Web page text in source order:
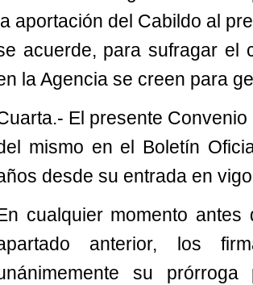
aportación del Cabildo al
acuerde, para sufragar el
la Agencia se creen para
El presente
mismo en el Boletín
desde su entrada en
cualquier momento
anterior, los
su